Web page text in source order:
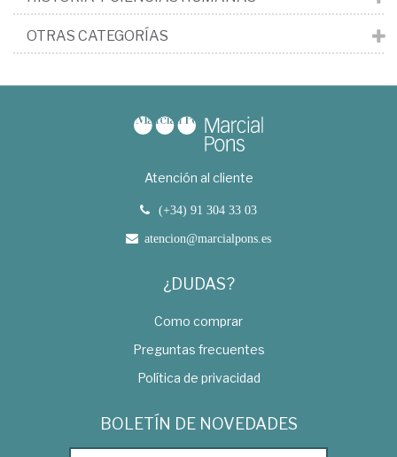
OTRAS CATEGORÍAS
Atención al cliente
(+34) 91 304 33 03
atencion@marcialpons.es
¿DUDAS?
Como comprar
Preguntas frecuentes
Política de privacidad
BOLETÍN DE NOVEDADES